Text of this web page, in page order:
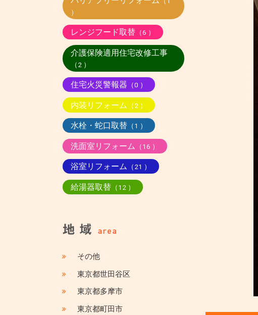
）
レンジフード取替（6 ）
介護保険適用住宅改修工事
（2 ）
住宅火災警報器 （0 ）
内装リフォーム （2 ）
水栓・蛇口取替（1 ）
洗面室リフォーム （16 ）
浴室リフォーム （21 ）
給湯器取替（12 ）
» その他
» 東京都世田谷区
» 東京都多摩市
» 東京都町田市